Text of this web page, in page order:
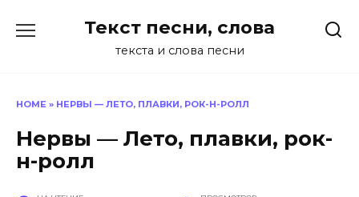
Текст песни, слова
текста и слова песни
HOME » НЕРВЫ — ЛЕТО, ПЛАВКИ, РОК-Н-РОЛЛ
Нервы — Лето, плавки, рок-
н-ролл